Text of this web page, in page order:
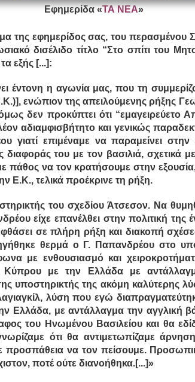
Εφημερίδα «ΤΑ ΝΕΑ»
της εφημερίδος σας, του περασμένου
δισέλιδο τίτλο “Στο σπίτι του
εξής [...]:
έντονη η αγωνία μας, που τη
ενώπιον της απειλούμενης ρήξης
δεν προκύπτει ότι “εμαγειρεύετο
αδιαμφισβήτητο και γενικώς
γιατί επιμέναμε να παραμείνει στην
διαφοράς του με τον βασιλιά, σχετικά
πάθος να τον κρατήσουμε στην
Ε.Κ., τελικά προέκρινε τη ρήξη.
του σχεδίου Άτσεσον.Να
είχε επανέλθει στην πολιτική
φθάσει σε πλήρη ρήξη και διακοπή
θερμά ο Γ. Παπανδρέου στο
με ενθουσιασμό και
με την Ελλάδα με
υποστηρικτής της ακόμη καλύτερης
λύση που εγώ
Ελλάδα, με αντάλλαγμα την αγγλική
του Ηνωμένου Βασιλείου και θα
ότι θα αντιμετωπίζαμε
προσπάθεια να τον πείσουμε.
ποτέ ούτε διανοήθηκα.[...]»